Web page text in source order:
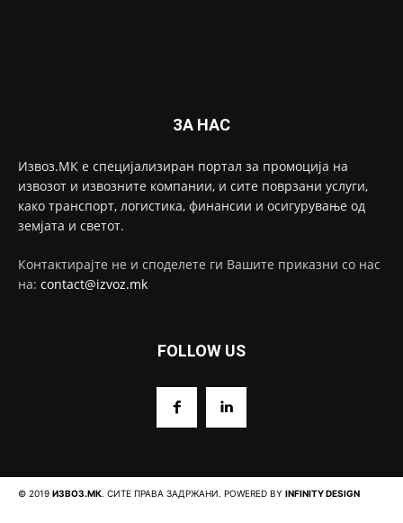
ЗА НАС
Извоз.МК е специјализиран портал за промоција на
извозот и извозните компании, и сите поврзани услуги,
како транспорт, логистика, финансии и осигурување од
земјата и светот.
Контактирајте не и споделете ги Вашите приказни со нас
на: contact@izvoz.mk
FOLLOW US
© 2019 ИЗВОЗ.МК. СИТЕ ПРАВА ЗАДРЖАНИ. POWERED BY INFINITY DESIGN